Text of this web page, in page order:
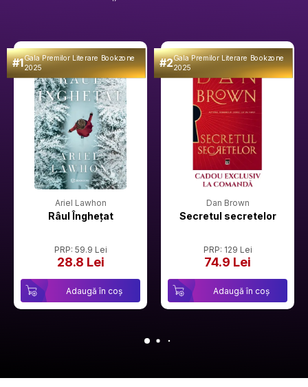
#1Gala Premilor Literare Bookzone
2025
Ariel Lawhon
Râul Înghețat
PRP: 59.9 Lei
28.8 Lei
Adaugă în coș
#2Gala Premilor Literare Bookzone
2025
Dan Brown
Secretul secretelor
PRP: 129 Lei
74.9 Lei
Adaugă în coș